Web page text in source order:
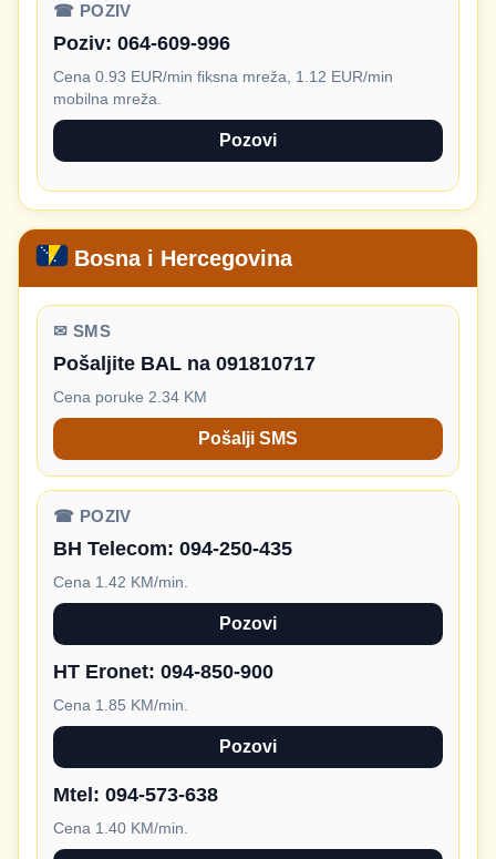
☎ POZIV
Poziv: 064-609-996
Cena 0.93 EUR/min fiksna mreža, 1.12 EUR/min
mobilna mreža.
Pozovi
Bosna i Hercegovina
✉ SMS
Pošaljite BAL na 091810717
Cena poruke 2.34 KM
Pošalji SMS
☎ POZIV
BH Telecom: 094-250-435
Cena 1.42 KM/min.
Pozovi
HT Eronet: 094-850-900
Cena 1.85 KM/min.
Pozovi
Mtel: 094-573-638
Cena 1.40 KM/min.